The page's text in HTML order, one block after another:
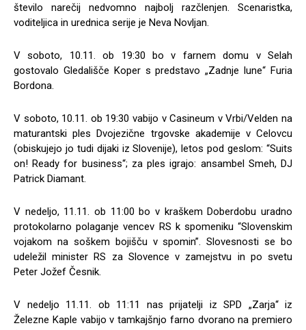
število narečij nedvomno najbolj razčlenjen. Scenaristka,
voditeljica in urednica serije je Neva Novljan.
V soboto, 10.11. ob 19:30 bo v farnem domu v Selah
gostovalo Gledališče Koper s predstavo „Zadnje lune“ Furia
Bordona.
V soboto, 10.11. ob 19:30 vabijo v Casineum v Vrbi/Velden na
maturantski ples Dvojezične trgovske akademije v Celovcu
(obiskujejo jo tudi dijaki iz Slovenije), letos pod geslom: “Suits
on! Ready for business“; za ples igrajo: ansambel Smeh, DJ
Patrick Diamant.
V nedeljo, 11.11. ob 11:00 bo v kraškem Doberdobu uradno
protokolarno polaganje vencev RS k spomeniku “Slovenskim
vojakom na soškem bojišču v spomin”. Slovesnosti se bo
udeležil minister RS za Slovence v zamejstvu in po svetu
Peter Jožef Česnik.
V nedeljo 11.11. ob 11:11 nas prijatelji iz SPD „Zarja“ iz
Železne Kaple vabijo v tamkajšnjo farno dvorano na premiero